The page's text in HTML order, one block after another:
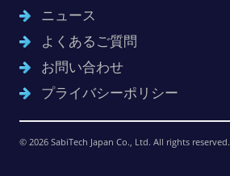
ニュース
よくあるご質問
お問い合わせ
プライバシーポリシー
© 2026 SabiTech Japan Co., Ltd. All rights reserved.